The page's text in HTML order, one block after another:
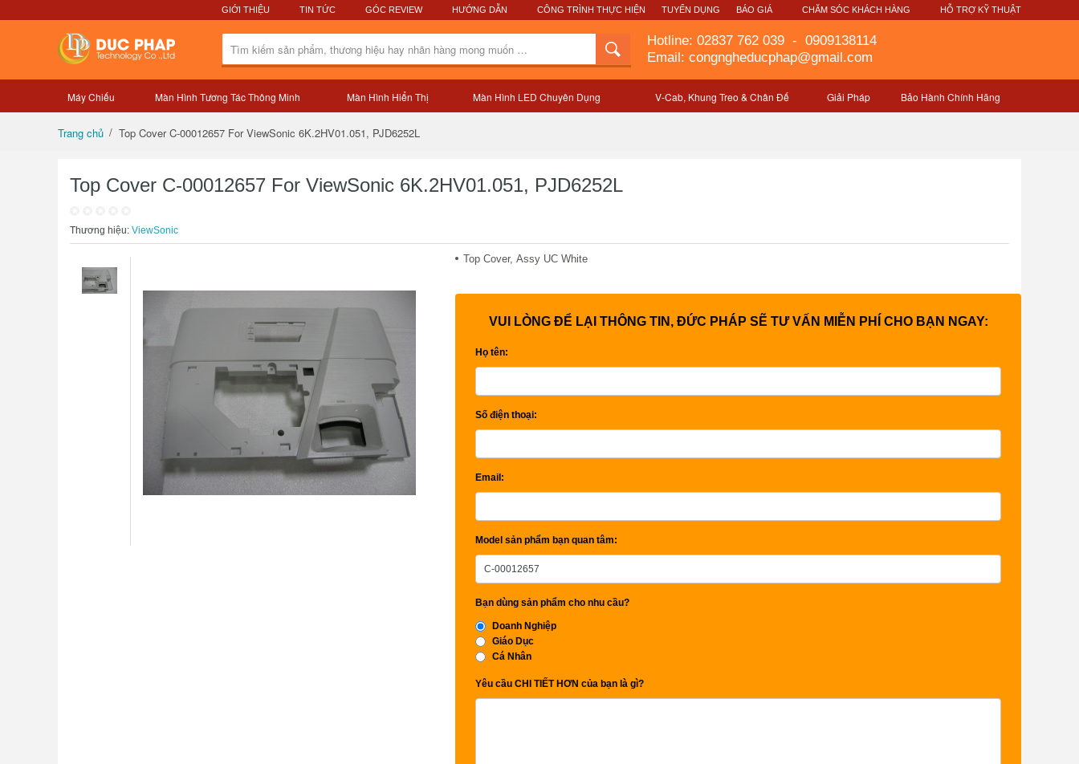
GIỚI THIỆU TIN TỨC GÓC REVIEW HƯỚNG DẪN CÔNG TRÌNH THỰC HIỆN TUYỂN DỤNG BÁO GIÁ CHĂM SÓC KHÁCH HÀNG HỖ TRỢ KỸ THUẬT
Hotline: 02837 762 039 - 0909138114
Email: congngheducphap@gmail.com
Tổng quan sản phẩm Mô tả sản phẩm
Máy Chiếu Màn Hình Tương Tác Thông Minh Màn Hình Hiển Thị Màn Hình LED Chuyên Dụng V-Cab, Khung Treo & Chân Đế Giải Pháp Bảo Hành Chính Hãng
Trang chủ Top Cover C-00012657 For ViewSonic 6K.2HV01.051, PJD6252L
Top Cover C-00012657 For ViewSonic 6K.2HV01.051, PJD6252L
Thương hiệu: ViewSonic
Top Cover, Assy UC White
VUI LÒNG ĐỂ LẠI THÔNG TIN, ĐỨC PHÁP SẼ TƯ VẤN MIỄN PHÍ CHO BẠN NGAY:
Họ tên:
Số điện thoại:
Email:
Model sản phẩm bạn quan tâm:
Bạn dùng sản phẩm cho nhu cầu?
Doanh Nghiệp
Giáo Dục
Cá Nhân
Yêu cầu CHI TIẾT HƠN của bạn là gì?